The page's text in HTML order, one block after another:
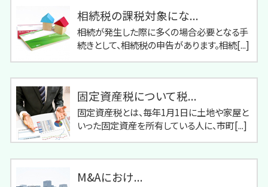
相続税の課税対象にな...
相続が発生した際に多くの場合必要となる手
続きとして、相続税の申告があります。相続[...]
固定資産税について税...
固定資産税とは、毎年1月1日に土地や家屋と
いった固定資産を所有している人に、市町[...]
M&Aにおけ...